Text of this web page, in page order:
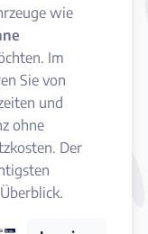
wie
Im
Sie von
und
ohne
Der